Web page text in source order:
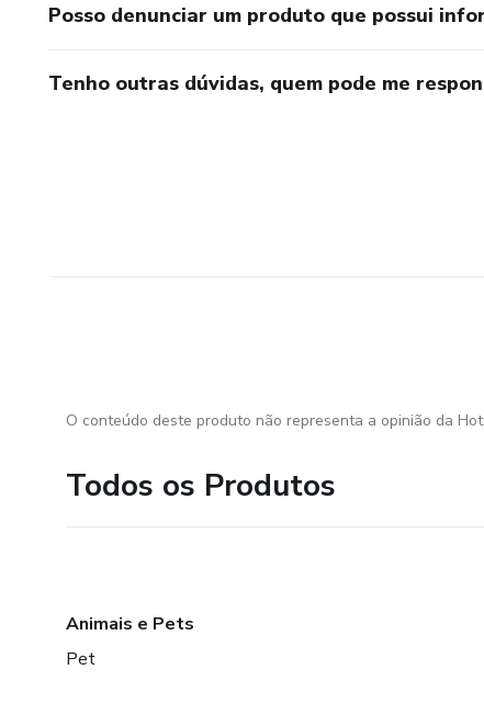
Posso denunciar um produto que possui
Tenho outras dúvidas, quem pode me
O conteúdo deste produto não representa a opinião da
Todos os Produtos
Animais e Pets
Pet